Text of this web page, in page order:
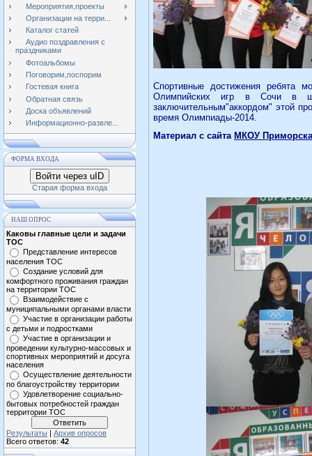
Мероприятия,проекты
Организации на терри...
Каталог статей
Аудио поздравления с
праздниками
Фотоальбомы
Поговорим,поспорим
Гостевая книга
Обратная связь
Доска объявлений
Информационно-развле...
ФОРМА ВХОДА
Войти через uID
Старая форма входа
НАШ ОПРОС
Каковы главные цели и задачи
ТОС
Представление интересов
населения ТОС
Создание условий для
комфортного проживания граждан
на территории ТОС
Взаимодействие с
муниципальными органами власти
Участие в организации работы
с детьми и подростками
Участие в организации и
проведении культурно-массовых и
спортивных мероприятий и досуга
населения
Осуществление деятельности
по благоустройству территории
Удовлетворение социально-
бытовых потребностей граждан
территории ТОС
Результаты | Архив опросов
Всего ответов: 42
Спортивные достижения ребята
Олимпийских игр в Сочи в
заключительным"аккордом" этой
время Олимпиады-2014.
Материал с сайта МКОУ